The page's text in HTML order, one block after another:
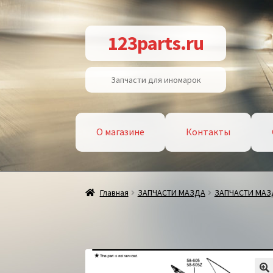
Перейти
к
навигации
Перейти
к
содержимому
123parts.ru
Запчасти для иномарок
О магазине Контакты
Главная ЗАПЧАСТИ МАЗДА ЗАПЧАСТИ